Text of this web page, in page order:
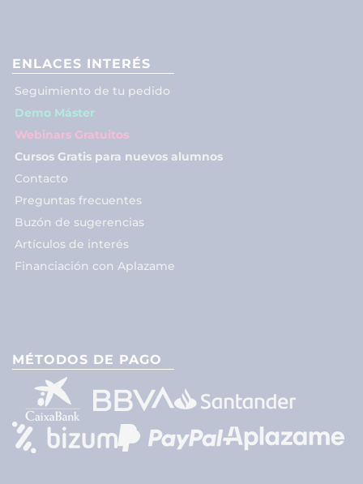
ENLACES INTERÉS
Seguimiento de tu pedido
Demo Máster
Webinars Gratuitos
Cursos Gratis para nuevos alumnos
Contacto
Preguntas frecuentes
Buzón de sugerencias
Artículos de interés
Financiación con Aplazame
MÉTODOS DE PAGO